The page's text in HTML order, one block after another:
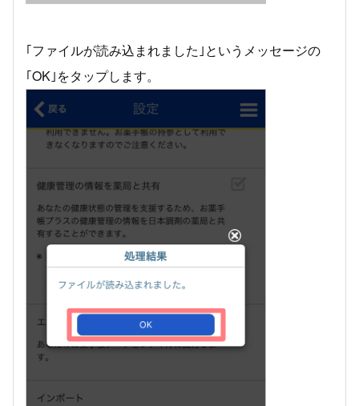
｢ファイルが読み込まれました｣というメッセージの
｢OK｣をタップします。